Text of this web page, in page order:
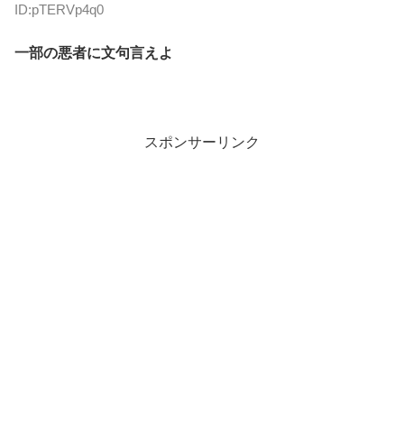
ID:pTERVp4q0
一部の悪者に文句言えよ
スポンサーリンク